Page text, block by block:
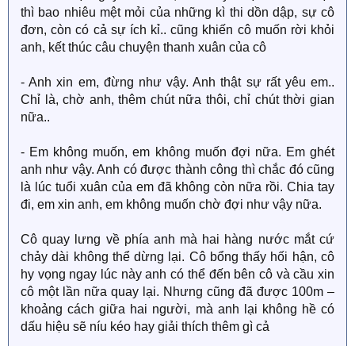
thì bao nhiêu mệt mỏi của những kì thi dồn dập, sự cô
đơn, còn có cả sự ích kỉ.. cũng khiến cô muốn rời khỏi
anh, kết thúc câu chuyện thanh xuân của cô
- Anh xin em, đừng như vậy. Anh thật sự rất yêu em..
Chỉ là, chờ anh, thêm chút nữa thôi, chỉ chút thời gian
nữa..
- Em không muốn, em không muốn đợi nữa. Em ghét
anh như vậy. Anh có được thành công thì chắc đó cũng
là lúc tuổi xuân của em đã không còn nữa rồi. Chia tay
đi, em xin anh, em không muốn chờ đợi như vậy nữa.
Cô quay lưng về phía anh mà hai hàng nước mắt cứ
chảy dài không thể dừng lại. Cô bổng thấy hối hận, cô
hy vọng ngay lúc này anh có thể đến bên cô và cầu xin
cô một lần nữa quay lại. Nhưng cũng đã được 100m –
khoảng cách giữa hai người, mà anh lại không hề có
dấu hiệu sẽ níu kéo hay giải thích thêm gì cả